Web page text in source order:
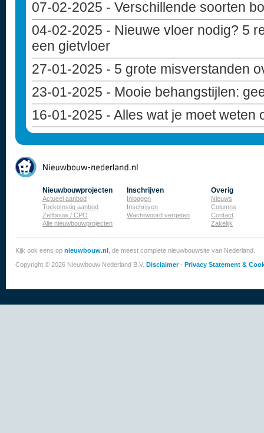
07-02-2025 - Verschillende soorten
04-02-2025 - Nieuwe vloer nodig? 5
een gietvloer
27-01-2025 - 5 grote misverstanden
23-01-2025 - Mooie behangstijlen:
16-01-2025 - Alles wat je moet weten
Nieuwbouwprojecten
Actueel aanbod
Toekomstig aanbod
Zelfbouw / CPO
Alle nieuwbouwprojecten
Inschrijven
Inloggen
Inschrijven
Wachtwoord vergeten
Overig
Nieuws
Columns
Contact
Zakelijk
Kijk ook eens op nieuwbouw.nl , de meest complete nieuwbouwsite van Nederland.
Copyright © 2026 Nieuwbouw Nederland B.V. Disclaimer- Privacy Statement &